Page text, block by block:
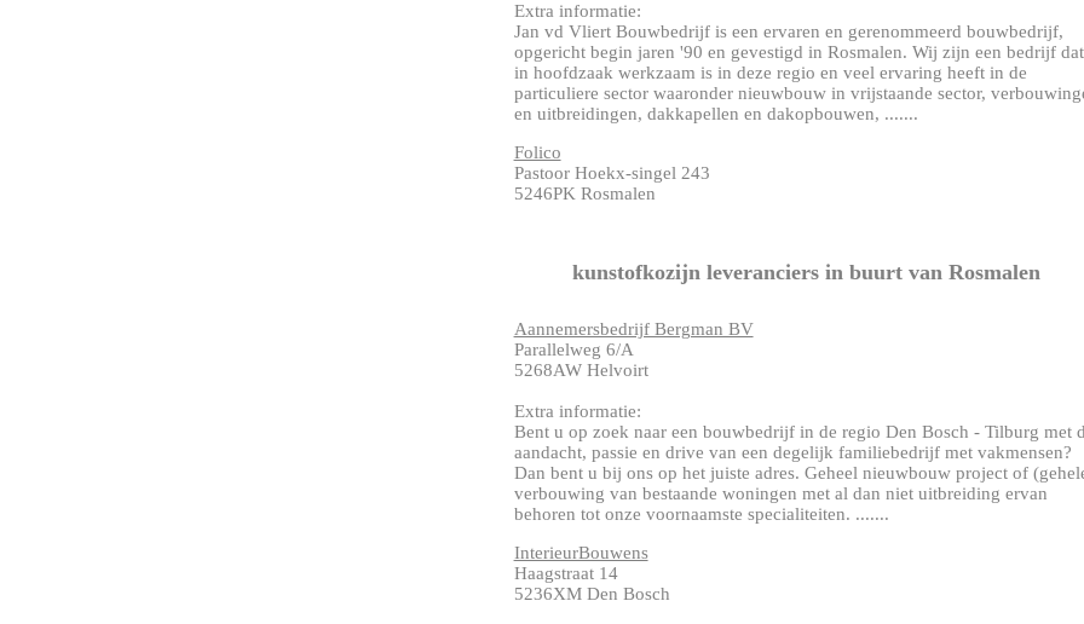
Extra informatie:
Jan vd Vliert Bouwbedrijf is een ervaren en gerenommeerd bouwbedrijf,
opgericht begin jaren '90 en gevestigd in Rosmalen. Wij zijn een bedrijf dat
in hoofdzaak werkzaam is in deze regio en veel ervaring heeft in de
particuliere sector waaronder nieuwbouw in vrijstaande sector,
en uitbreidingen, dakkapellen en dakopbouwen, .......
Folico
Pastoor Hoekx-singel 243
5246PK Rosmalen
kunstofkozijn leveranciers in buurt van Rosmalen
Aannemersbedrijf Bergman BV
Parallelweg 6/A
5268AW Helvoirt
Extra informatie:
Bent u op zoek naar een bouwbedrijf in de regio Den Bosch - Tilburg met
aandacht, passie en drive van een degelijk familiebedrijf met vakmensen?
Dan bent u bij ons op het juiste adres. Geheel nieuwbouw project of
verbouwing van bestaande woningen met al dan niet uitbreiding ervan
behoren tot onze voornaamste specialiteiten. .......
InterieurBouwens
Haagstraat 14
5236XM Den Bosch